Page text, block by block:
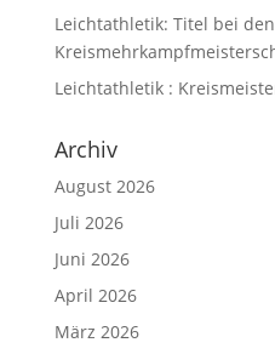
Leichtathletik: Titel bei den
Leichtathletik :
Archiv
August 2026
Juli 2026
Juni 2026
April 2026
März 2026